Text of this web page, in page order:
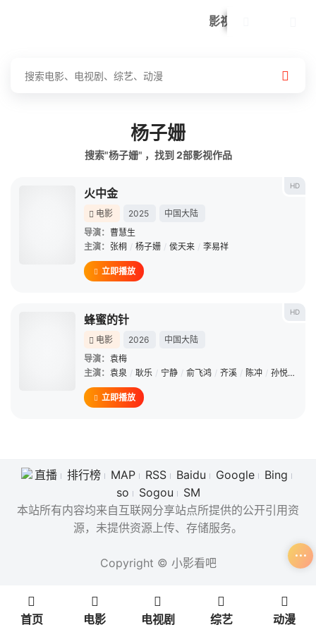
影视
杨子姗
搜索"杨子姗" ，找到 2部影视作品
HD
火中金
电影 2025
中国大陆
导演： 曹慧生
主演： 张桐 / 杨子姗 / 侯天来 / 李易祥
立即播放
HD
蜂蜜的针
电影 2026
中国大陆
导演： 袁梅
主演： 袁泉 / 耿乐 / 宁静 / 俞飞鸿 / 齐溪 / 陈冲 / 孙悦 /
立即播放
直播 排行榜 MAP RSS Baidu Google
Bing
so
Sogou
SM
本站所有内容均来自互联网分享站点所提供的公开引用资
源，未提供资源上传、存储服务。
Copyright © 小影看吧
首页 电影 电视剧 综艺 动漫